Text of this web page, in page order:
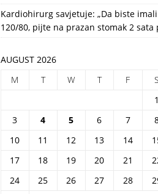
Kardiohirurg savjetuje: „Da biste
120/80, pijte na prazan stomak 2
AUGUST 2026
M
T W T F S
1
3
4 5 6 7
10
11 12 13 14
17
18 19 20 21
24
25 26 27 28